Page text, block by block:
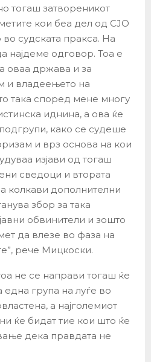
тогаш затвореникот
кои беа дел од СЈО
судската пракса. На
најдеме одговор. Тоа е
оваа држава и за
и владеењето на
така според мене многу
иднина, а ова ќе
како се судеше
и врз основа на кои
изјави од тогаш
сведоци и втората
колкави дополнителни
збор за така
обвинители и зошто
да влезе во фаза на
рече Мицкоски.
не се направи тогаш ќе
една група на луѓе во
а најголемиот
ќе бидат тие кои што ќе
дека правдата не